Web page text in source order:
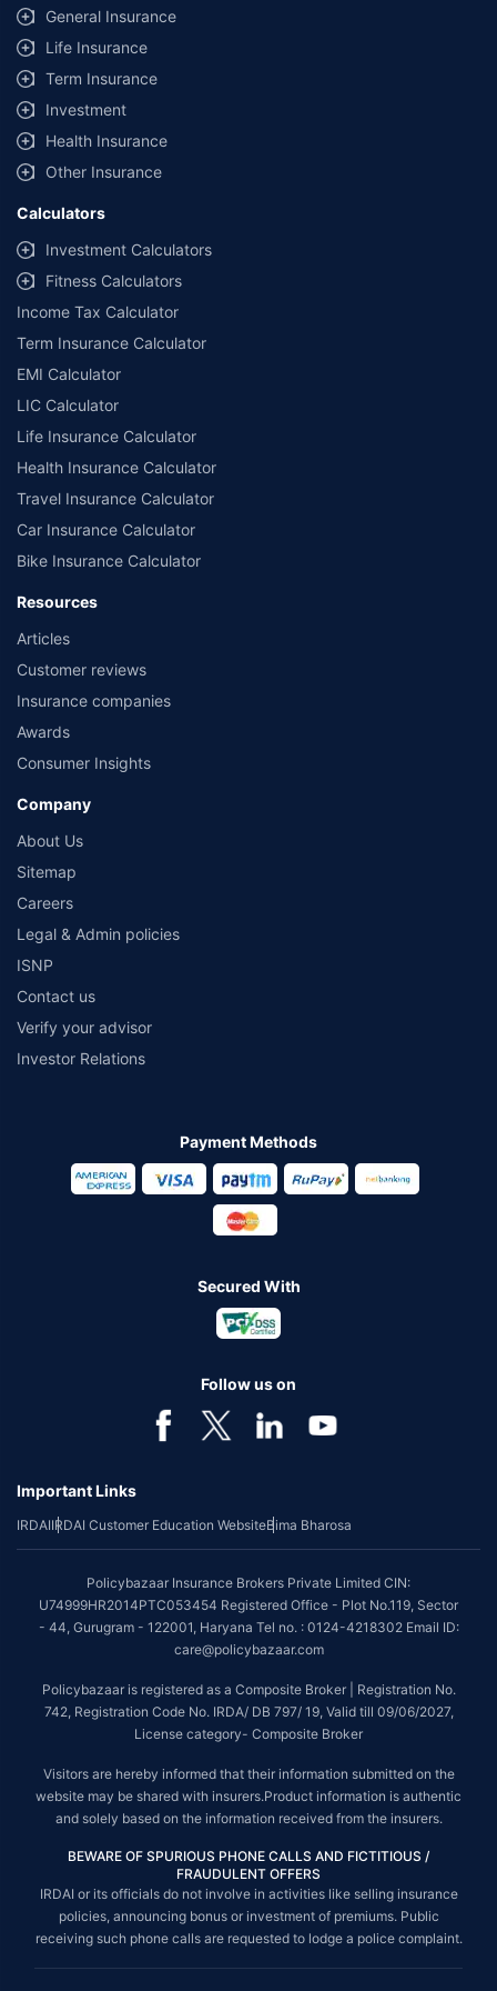
General Insurance
Life Insurance
Term Insurance
Investment
Health Insurance
Other Insurance
Calculators
Investment Calculators
Fitness Calculators
Income Tax Calculator
Term Insurance Calculator
EMI Calculator
LIC Calculator
Life Insurance Calculator
Health Insurance Calculator
Travel Insurance Calculator
Car Insurance Calculator
Bike Insurance Calculator
Resources
Articles
Customer reviews
Insurance companies
Awards
Consumer Insights
Company
About Us
Sitemap
Careers
Legal & Admin policies
ISNP
Contact us
Verify your advisor
Investor Relations
Payment Methods
Secured With
Follow us on
Important Links
IRDAIIRDAI Customer Education WebsiteBima Bharosa
Policybazaar Insurance Brokers Private Limited CIN:
U74999HR2014PTC053454 Registered Office - Plot No.119, Sector
- 44, Gurugram - 122001, Haryana Tel no. : 0124-4218302 Email ID:
care@policybazaar.com
Policybazaar is registered as a Composite Broker | Registration No.
742, Registration Code No. IRDA/ DB 797/ 19, Valid till 09/06/2027,
License category- Composite Broker
Visitors are hereby informed that their information submitted on the
website may be shared with insurers.Product information is authentic
and solely based on the information received from the insurers.
BEWARE OF SPURIOUS PHONE CALLS AND FICTITIOUS /
FRAUDULENT OFFERS
IRDAI or its officials do not involve in activities like selling insurance
policies, announcing bonus or investment of premiums. Public
receiving such phone calls are requested to lodge a police complaint.